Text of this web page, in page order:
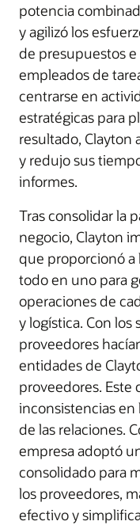
potencia
y agilizó los
de presupuestos
empleados de
centrarse en
estratégicas para
resultado, Clayton
y redujo sus
informes.
Tras consolidar la
negocio, Clayton
que proporcionó a
todo en uno para
operaciones de
y logística. Con los
proveedores
entidades de
proveedores. Este
inconsistencias en
de las relaciones.
empresa adoptó
consolidado para
los proveedores,
efectivo y